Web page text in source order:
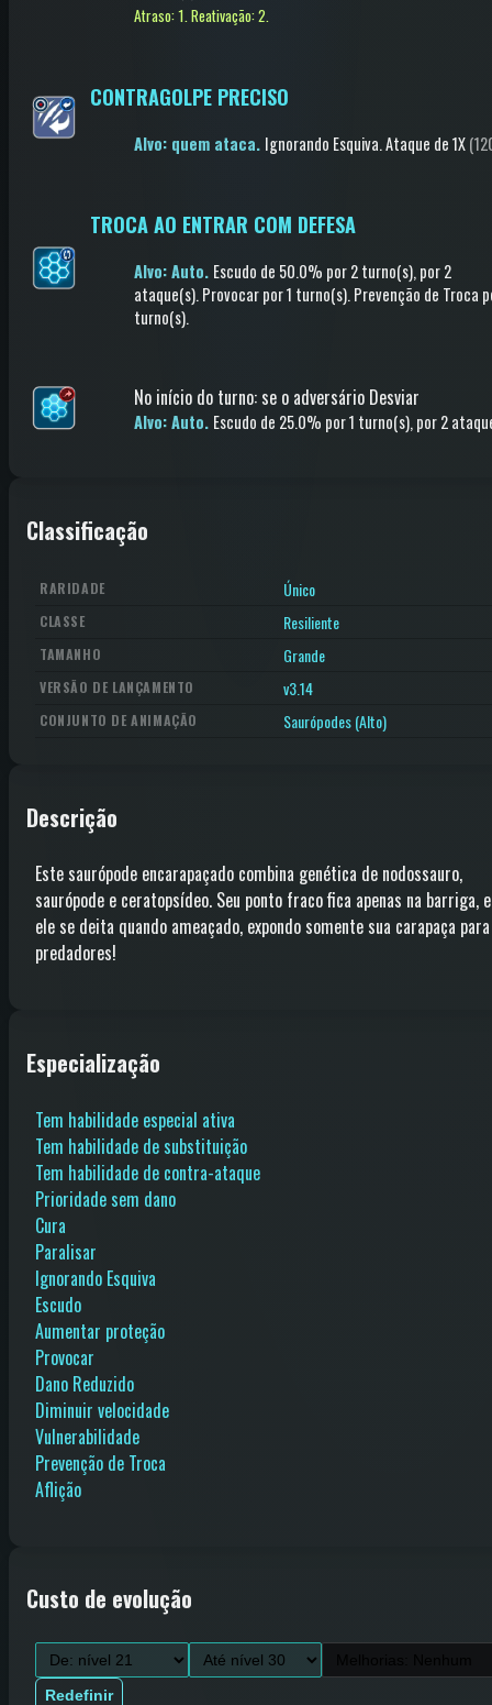
Atraso: 1.Reativação: 2.
CONTRAGOLPE PRECISO
Alvo: quem ataca. Ignorando Esquiva.Ataque de 1X
TROCA AO ENTRAR COM DEFESA
Alvo: Auto. Escudo de 50.0% por 2 turno(s), por 2
ataque(s).Provocarpor 1 turno(s).Prevenção de Troca
turno(s).
No início do turno:se o adversário Desviar
Alvo: Auto. Escudo de 25.0% por 1 turno(s), por 2
Classificação
RARIDADE Único
CLASSE Resiliente
TAMANHO Grande
VERSÃO DE LANÇAMENTO v3.14
CONJUNTO DE ANIMAÇÃO Saurópodes (Alto)
Descrição
Este saurópode encarapaçado combina genética de nodossauro,
saurópode e ceratopsídeo. Seu ponto fraco fica apenas na barriga, e
ele se deita quando ameaçado, expondo somente sua carapaça
predadores!
Especialização
Tem habilidade especial ativa
Tem habilidade de substituição
Tem habilidade de contra-ataque
Prioridade sem dano
Cura
Paralisar
Ignorando Esquiva
Escudo
Aumentar proteção
Provocar
Dano Reduzido
Diminuir velocidade
Vulnerabilidade
Prevenção de Troca
Aflição
Custo de evolução
Redefinir